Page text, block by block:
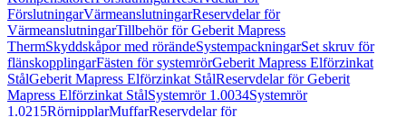
FörslutningarVärmeanslutningarReservdelar för
VärmeanslutningarTillbehör för Geberit Mapress
ThermSkyddskåpor med rörändeSystempackningarSet skruv för
flänskopplingarFästen för systemrörGeberit Mapress Elförzinkat
StålGeberit Mapress Elförzinkat StålReservdelar för Geberit
Mapress Elförzinkat StålSystemrör 1.0034Systemrör
1.0215RörnipplarMuffarReservdelar för